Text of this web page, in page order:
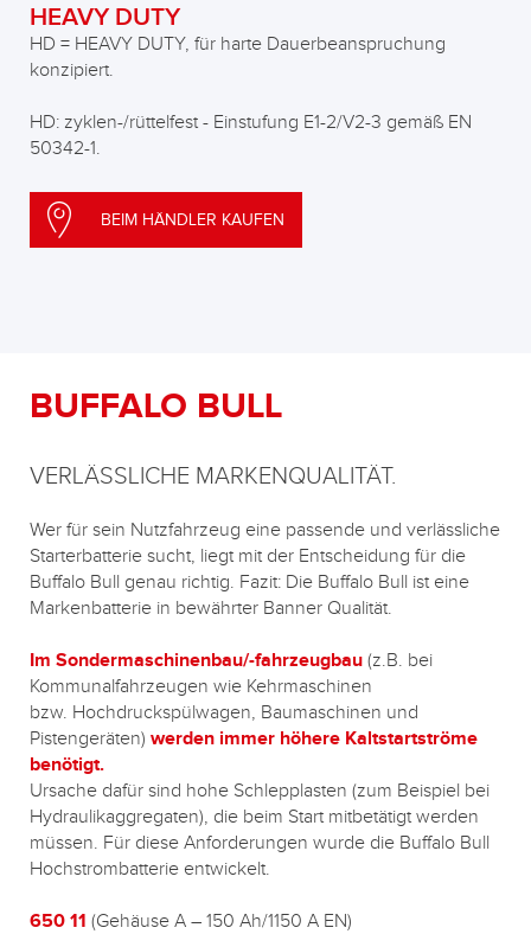
HEAVY DUTY
HD = HEAVY DUTY, für harte Dauerbeanspruchung
konzipiert.
HD: zyklen-/rüttelfest - Einstufung E1-2/V2-3 gemäß EN
50342-1.
BEIM HÄNDLER KAUFEN
BUFFALO BULL
VERLÄSSLICHE MARKENQUALITÄT.
Wer für sein Nutzfahrzeug eine passende und verlässliche
Starterbatterie sucht, liegt mit der Entscheidung für die
Buffalo Bull genau richtig. Fazit: Die Buffalo Bull ist eine
Markenbatterie in bewährter Banner Qualität.
Im Sondermaschinenbau/-fahrzeugbau (z.B. bei
Kommunalfahrzeugen wie Kehrmaschinen
bzw. Hochdruckspülwagen, Baumaschinen und
Pistengeräten) werden immer höhere Kaltstartströme
benötigt.
Ursache dafür sind hohe Schlepplasten (zum Beispiel bei
Hydraulikaggregaten), die beim Start mitbetätigt werden
müssen. Für diese Anforderungen wurde die Buffalo Bull
Hochstrombatterie entwickelt.
650 11 (Gehäuse A – 150 Ah/1150 A EN)